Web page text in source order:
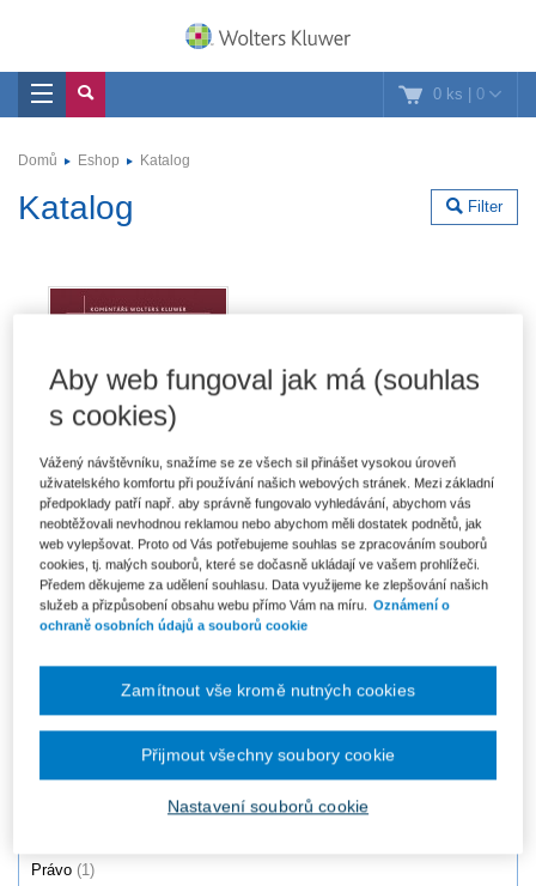
0 ks | 0
Domů Eshop Katalog
Filter
Katalog
Stykový zákon (č. 300/2017
Sb.). Komentář
296 Kč
Právo (1)
Aby web fungoval jak má (souhlas
s cookies)
Vážený návštěvníku, snažíme se ze všech sil přinášet vysokou úroveň
uživatelského komfortu při používání našich webových stránek. Mezi základní
předpoklady patří např. aby správně fungovalo vyhledávání, abychom vás
neobtěžovali nevhodnou reklamou nebo abychom měli dostatek podnětů, jak
web vylepšovat. Proto od Vás potřebujeme souhlas se zpracováním souborů
cookies, tj. malých souborů, které se dočasně ukládají ve vašem prohlížeči.
Předem děkujeme za udělení souhlasu. Data využijeme ke zlepšování našich
služeb a přizpůsobení obsahu webu přímo Vám na míru.
Oznámení o
ochraně osobních údajů a souborů cookie
Nastavení souborů cookie
Zamítnout vše kromě nutných cookies
Přijmout všechny soubory cookie